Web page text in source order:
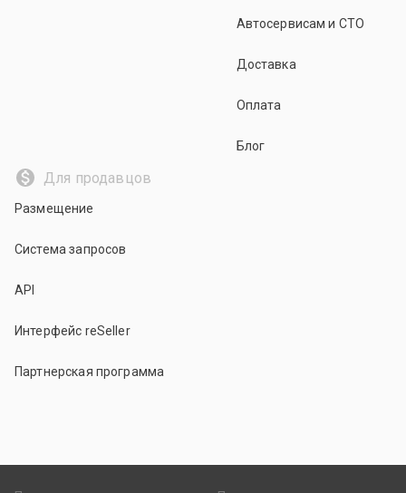
Автосервисам и СТО
Доставка
Оплата
Блог
Для продавцов
Размещение
Система запросов
API
Интерфейс reSeller
Партнерская программа